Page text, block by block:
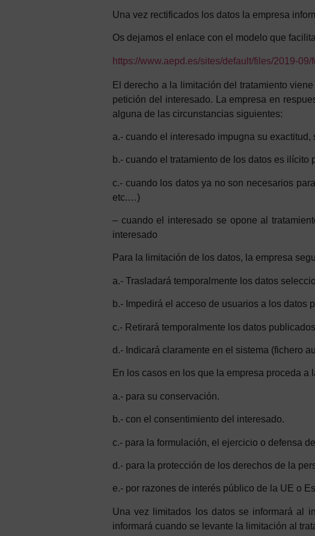
Una vez rectificados los datos la empresa
Os dejamos el enlace con el modelo que
https://www.aepd.es/sites/default/files/2019-
El derecho a la limitación del tratamiento
petición del interesado. La empresa en
alguna de las circunstancias siguientes:
a.- cuando el interesado impugna su
b.- cuando el tratamiento de los datos es
c.- cuando los datos ya no son necesarios
etc.…)
– cuando el interesado se opone al
interesado
Para la limitación de los datos, la empresa
a.- Trasladará temporalmente los datos
b.- Impedirá el acceso de usuarios a los datos
c.- Retirará temporalmente los datos
d.- Indicará claramente en el sistema (fichero
En los casos en los que la empresa proceda
a.- para su conservación.
b.- con el consentimiento del interesado.
c.- para la formulación, el ejercicio o defensa
d.- para la protección de los derechos de la
e.- por razones de interés público de la UE o
Una vez limitados los datos se informará al
informará cuando se levante la limitación al